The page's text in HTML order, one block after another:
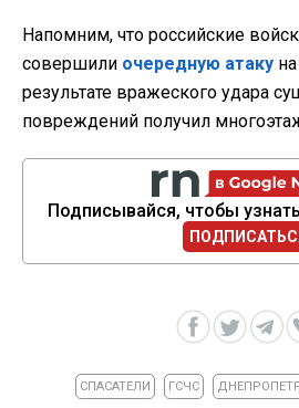
Напомним, что российские
совершили очередную атаку
результате вражеского удара
повреждений получил
Подписывайся, чтобы
СПАСАТЕЛИ ГСЧС